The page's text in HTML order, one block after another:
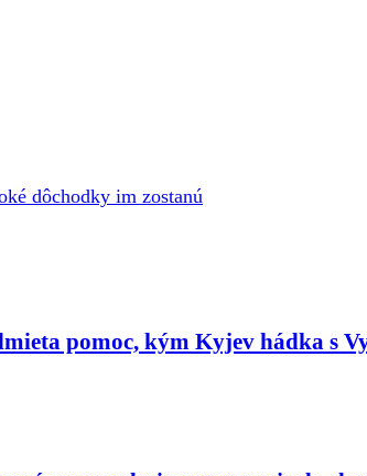
dôchodky im zostanú
pomoc, kým Kyjev hádka s